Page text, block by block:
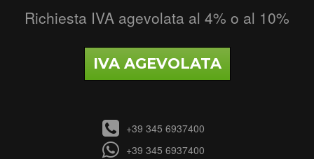
Richiesta IVA agevolata al 4% o al 10%
IVA AGEVOLATA
+39 345 6937400
+39 345 6937400